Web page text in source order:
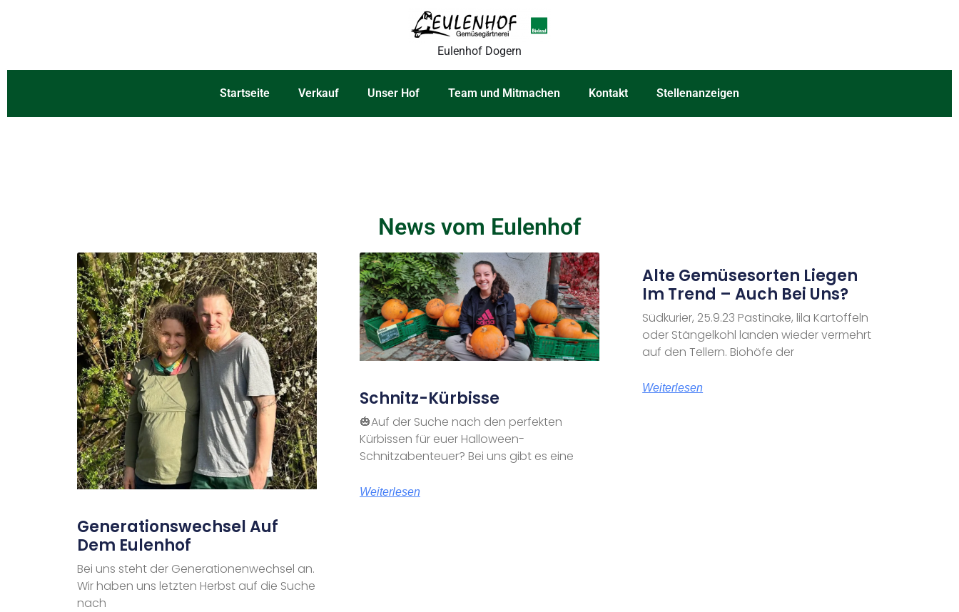
Eulenhof Dogern
Startseite Verkauf Unser Hof Team und Mitmachen Kontakt Stellenanzeigen
News vom Eulenhof
Generationswechsel Auf
Dem Eulenhof
Bei uns steht der Generationenwechsel an.
Wir haben uns letzten Herbst auf die Suche
nach
Schnitz-Kürbisse
🎃Auf der Suche nach den perfekten
Kürbissen für euer Halloween-
Schnitzabenteuer? Bei uns gibt es eine
Weiterlesen
Alte Gemüsesorten Liegen
Im Trend – Auch Bei Uns?
Südkurier, 25.9.23 Pastinake, lila Kartoffeln
oder Stängelkohl landen wieder vermehrt
auf den Tellern. Biohöfe der
Weiterlesen